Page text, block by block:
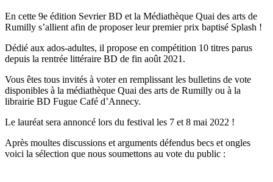
En cette 9e édition Sevrier BD et la Médiathèque Quai des arts de
Rumilly s’allient afin de proposer leur premier prix baptisé Splash !
Dédié aux ados-adultes, il propose en compétition 10 titres parus
depuis la rentrée littéraire BD de fin août 2021.
Vous êtes tous invités à voter en remplissant les bulletins de vote
disponibles à la médiathèque Quai des arts de Rumilly ou à la
librairie BD Fugue Café d’Annecy.
Le lauréat sera annoncé lors du festival les 7 et 8 mai 2022 !
Après moultes discussions et arguments défendus becs et ongles
voici la sélection que nous soumettons au vote du public :